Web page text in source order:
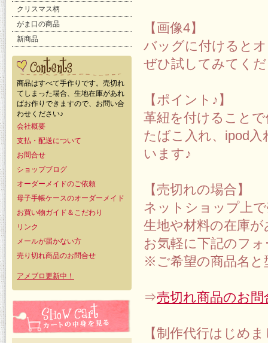
クリスマス柄
がま口の商品
新商品
商品はすべて手作りです。売切れ
てしまった場合、生地在庫があれ
ばお作りできますので、お問い合
わせください♪
会社概要
支払・配送について
お問合せ
ショップブログ
オーダーメイドのご依頼
母子手帳ケースのオーダーメイド
お買い物ガイド＆こだわり
リンク
メールが届かない方
売り切れ商品のお問合せ
アメブロ更新中！
【画像4】
バッグに付けると
ぜひ試してみてく
【ポイント♪】
革紐を付けること
たばこ入れ、ipod
います♪
【売切れの場合】
ネットショップ上
生地や材料の在庫
お気軽に下記のフ
※ご希望の商品名と
⇒売切れ商品のお
【制作代行はじめ